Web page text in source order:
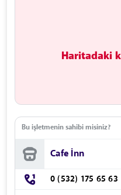
Haritadaki
Bu işletmenin sahibi misiniz?
Cafe İnn
0 (532) 175 65 63